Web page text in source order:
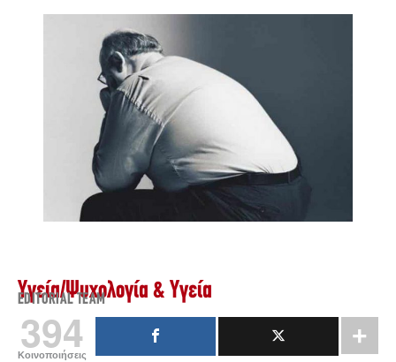
Υγεία/Ψυχολογία & Υγεία
EDITORIAL TEAM
394
Κοινοποιήσεις